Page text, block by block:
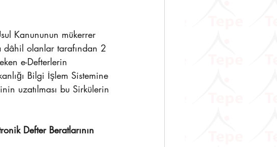
Kanununun mükerrer
dâhil olanlar tarafından 2
e-Defterlerin
Bilgi İşlem Sistemine
uzatılması bu Sirkülerin
Defter Beratlarının